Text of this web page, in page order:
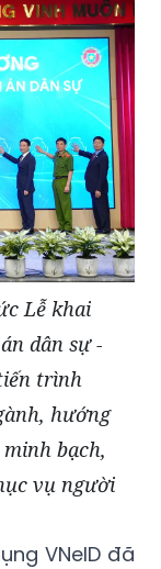
Lễ khai
dân sự -
trình
hướng
bạch,
vụ người
VNeID đã